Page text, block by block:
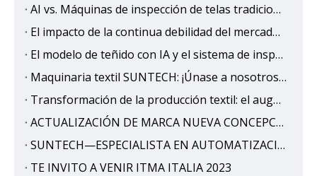
AI vs. Máquinas de inspección de telas tradicionales: una comparación de costos
El impacto de la continua debilidad del mercado de hilados de algodón en el norte de la India en la industria textil
El modelo de teñido con IA y el sistema de inspección con IA de SUNTECH impulsan la inteligencia textil
Maquinaria textil SUNTECH: ¡Únase a nosotros en ITMA ASIA + CITME 2024!
Transformación de la producción textil: el auge de las máquinas empacadoras de rollos de tela automatizadas
ACTUALIZACIÓN DE MARCA NUEVA CONCEPCIÓN --- Maquinaria textil SUNTECH
SUNTECH—ESPECIALISTA EN AUTOMATIZACIÓN DE EQUIPOS TEXTILES
TE INVITO A VENIR ITMA ITALIA 2023